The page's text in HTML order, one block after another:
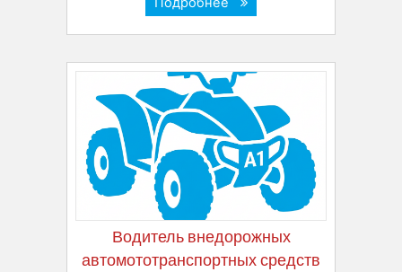
Водитель внедорожных
автомототранспортных средств